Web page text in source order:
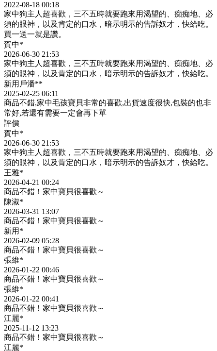
2022-08-18 00:18
家中狗主人超喜歡，三不五時就要跑來用渴望的、痴痴地、必
須的眼神，以及肯定的口水，暗示明示的告訴奴才，快給吃。
買一送一就是讚。
賀中*
2026-06-30 21:53
家中狗主人超喜歡，三不五時就要跑來用渴望的、痴痴地、必
須的眼神，以及肯定的口水，暗示明示的告訴奴才，快給吃。
新用戶潘**
2025-02-25 06:11
商品不錯,家中毛孩寶貝非常的喜歡,出貨速度很快,包裝的也非
常好,若還有需要一定會再下單
評價
賀中*
2026-06-30 21:53
家中狗主人超喜歡，三不五時就要跑來用渴望的、痴痴地、必
須的眼神，以及肯定的口水，暗示明示的告訴奴才，快給吃。
王雅*
2026-04-21 00:24
商品不錯！家中寶貝很喜歡～
陳淑*
2026-03-31 13:07
商品不錯！家中寶貝很喜歡～
新用*
2026-02-09 05:28
商品不錯！家中寶貝很喜歡～
張維*
2026-01-22 00:46
商品不錯！家中寶貝很喜歡～
張維*
2026-01-22 00:41
商品不錯！家中寶貝很喜歡～
江麗*
2025-11-12 13:23
商品不錯！家中寶貝很喜歡～
江麗*